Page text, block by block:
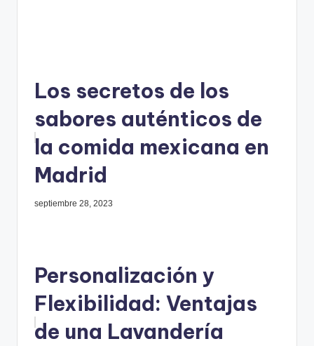
Los secretos de los
sabores auténticos de
la comida mexicana en
Madrid
septiembre 28, 2023
Personalización y
Flexibilidad: Ventajas
de una Lavandería